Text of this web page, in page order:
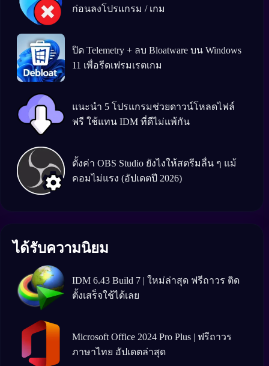
ก่อนลงโปรแกรม / เกม
ปิด Telemetry + ลบ Bloatware บน Windows
11 เพื่อรีดเฟรมเรตเกม
แนะนำ 5 โปรแกรมช่วยดาวน์โหลดไฟล์
ฟรี ใช้แทน IDM ที่ดีไม่แพ้กัน
ตั้งค่า OBS Studio ยังไงให้สตรีมลื่น ๆ แม้
คอมไม่แรง (อัปเดตปี 2026)
ได้รับความนิยม
IDM 6.43 Build 7 | ใหม่ล่าสุด ฟรีถาวร ติด
ตั้งเสร็จใช้ได้เลย
Microsoft Office 2024 Pro Plus | ฟรีถาวร
ภาษาไทย อัปเดตล่าสุด